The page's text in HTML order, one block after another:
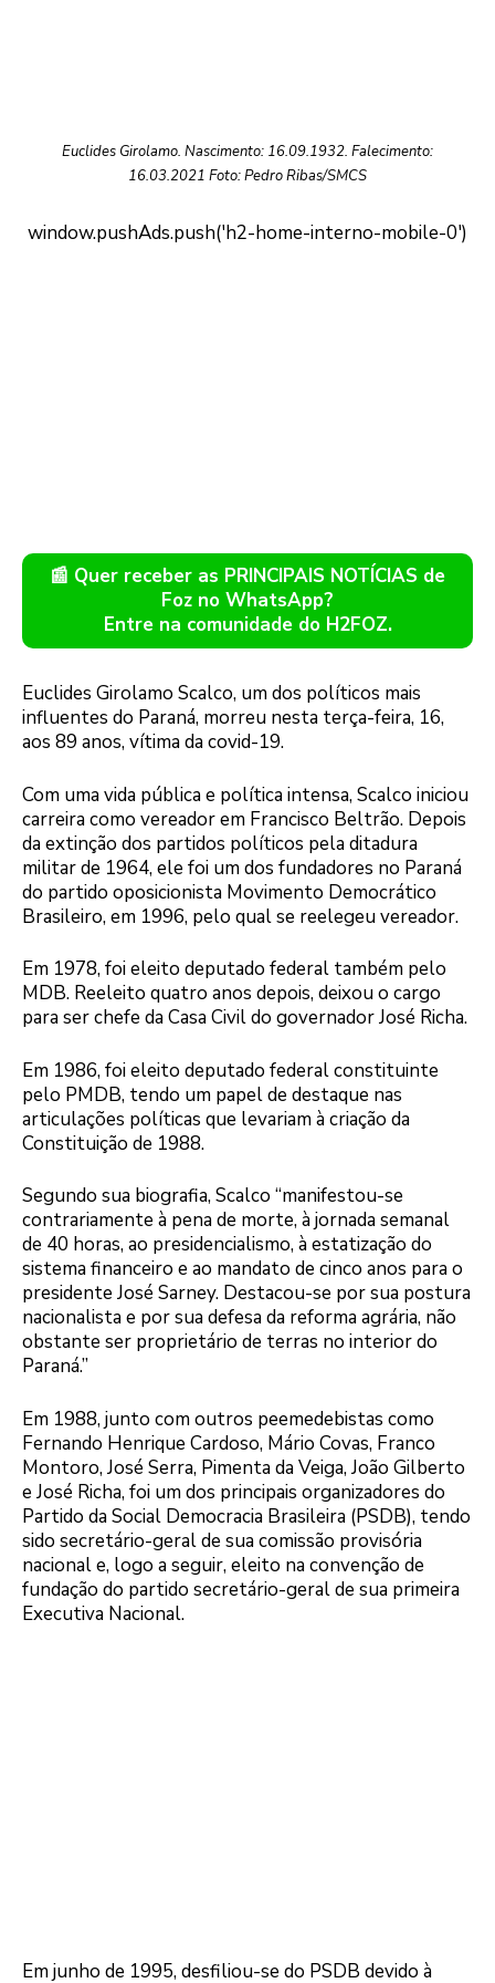
Euclides Girolamo. Nascimento: 16.09.1932. Falecimento:
16.03.2021 Foto: Pedro Ribas/SMCS
📰 Quer receber as PRINCIPAIS NOTÍCIAS de
Foz no WhatsApp?
Entre na comunidade do H2FOZ.
Euclides Girolamo Scalco, um dos políticos mais
influentes do Paraná, morreu nesta terça-feira, 16,
aos 89 anos, vítima da covid-19.
Com uma vida pública e política intensa, Scalco iniciou
carreira como vereador em Francisco Beltrão. Depois
da extinção dos partidos políticos pela ditadura
militar de 1964, ele foi um dos fundadores no Paraná
do partido oposicionista Movimento Democrático
Brasileiro, em 1996, pelo qual se reelegeu vereador.
Em 1978, foi eleito deputado federal também pelo
MDB. Reeleito quatro anos depois, deixou o cargo
para ser chefe da Casa Civil do governador José Richa.
Em 1986, foi eleito deputado federal constituinte
pelo PMDB, tendo um papel de destaque nas
articulações políticas que levariam à criação da
Constituição de 1988.
Segundo sua biografia, Scalco “manifestou-se
contrariamente à pena de morte, à jornada semanal
de 40 horas, ao presidencialismo, à estatização do
sistema financeiro e ao mandato de cinco anos para o
presidente José Sarney. Destacou-se por sua postura
nacionalista e por sua defesa da reforma agrária, não
obstante ser proprietário de terras no interior do
Paraná.”
Em 1988, junto com outros peemedebistas como
Fernando Henrique Cardoso, Mário Covas, Franco
Montoro, José Serra, Pimenta da Veiga, João Gilberto
e José Richa, foi um dos principais organizadores do
Partido da Social Democracia Brasileira (PSDB), tendo
sido secretário-geral de sua comissão provisória
nacional e, logo a seguir, eleito na convenção de
fundação do partido secretário-geral de sua primeira
Executiva Nacional.
Em junho de 1995, desfiliou-se do PSDB devido à